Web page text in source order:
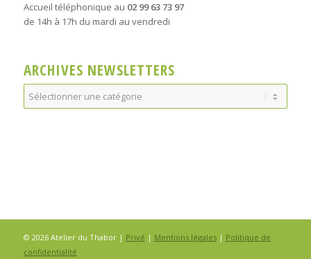
Accueil téléphonique au 02 99 63 73 97
de 14h à 17h du mardi au vendredi
ARCHIVES NEWSLETTERS
Archives
Newsletters
© 2026 Atelier du Thabor | Privé | Mentions légales| Politique de
confidentialité